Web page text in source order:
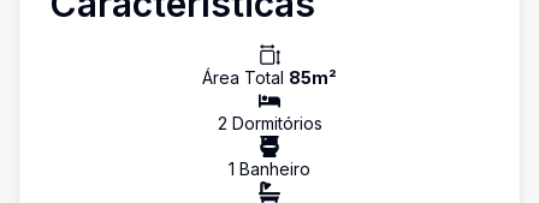
Área Total 85m²
2 Dormitórios
1 Banheiro